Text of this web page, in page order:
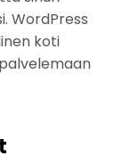
WordPress
koti